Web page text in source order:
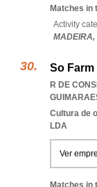
Matches in
Activity
MADEIRA,
So
R DE
Cultura de
LDA
Ver
Matches in